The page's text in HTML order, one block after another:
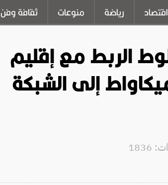
اقتصاد رياضة منوعات ثقافة وفن
الربط مع إقليم
وتضيف 120 ميكاواط إلى الشبكة